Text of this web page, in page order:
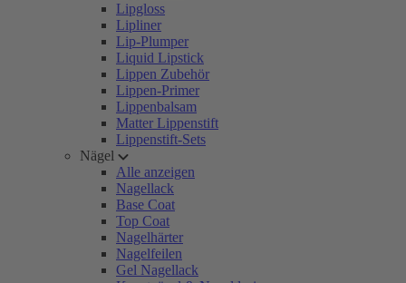
Lipgloss
Lipliner
Lip-Plumper
Liquid Lipstick
Lippen Zubehör
Lippen-Primer
Lippenbalsam
Matter Lippenstift
Lippenstift-Sets
Nägel
Alle anzeigen
Nagellack
Base Coat
Top Coat
Nagelhärter
Nagelfeilen
Gel Nagellack